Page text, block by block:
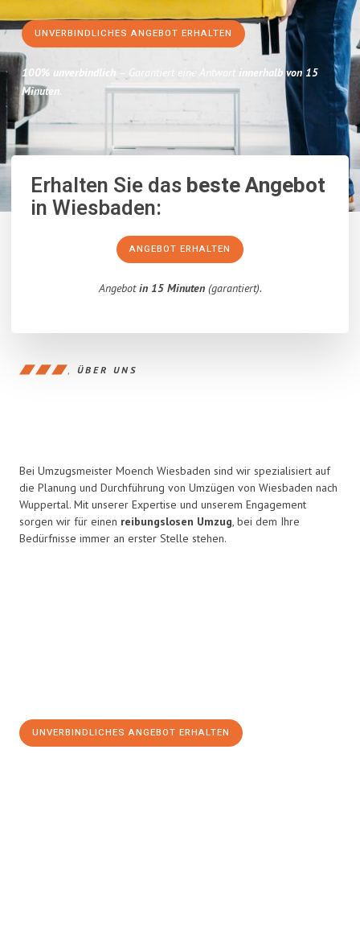
UNVERBINDLICHES ANGEBOT ERHALTEN
100% unverbindlich – Garantiert eine Antwort innerhalb von 15
Minuten.
Erhalten Sie dasbeste Angebot
in Wiesbaden:
ANGEBOT ERHALTEN
Angebotin 15 Minuten(garantiert).
ÜBER UNS
Bei Umzugsmeister Moench Wiesbaden sind wir spezialisiert auf
die Planung und Durchführung von Umzügen von Wiesbaden nach
Wuppertal. Mit unserer Expertise und unserem Engagement
sorgen wir für einen reibungslosen Umzug, bei dem Ihre
Bedürfnisse immer an erster Stelle stehen.
UNVERBINDLICHES ANGEBOT ERHALTEN